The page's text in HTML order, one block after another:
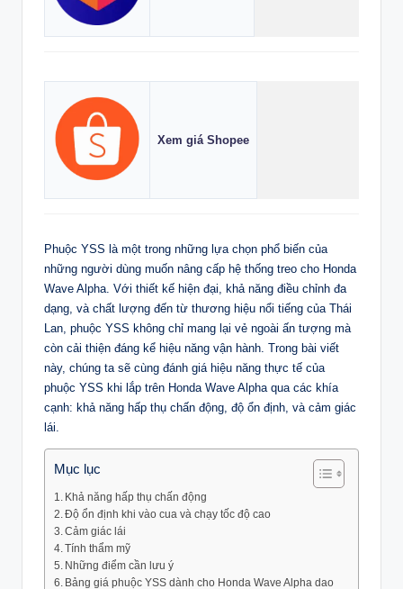
Xem giá Shopee
Phuộc YSS là một trong những lựa chọn phổ biến của
những người dùng muốn nâng cấp hệ thống treo cho Honda
Wave Alpha. Với thiết kế hiện đại, khả năng điều chỉnh đa
dạng, và chất lượng đến từ thương hiệu nổi tiếng của Thái
Lan, phuộc YSS không chỉ mang lại vẻ ngoài ấn tượng mà
còn cải thiện đáng kể hiệu năng vận hành. Trong bài viết
này, chúng ta sẽ cùng đánh giá hiệu năng thực tế của
phuộc YSS khi lắp trên Honda Wave Alpha qua các khía
cạnh: khả năng hấp thụ chấn động, độ ổn định, và cảm giác
lái.
Mục lục
Khả năng hấp thụ chấn động
Độ ổn định khi vào cua và chạy tốc độ cao
Cảm giác lái
Tính thẩm mỹ
Những điểm cần lưu ý
Bảng giá phuộc YSS dành cho Honda Wave Alpha dao